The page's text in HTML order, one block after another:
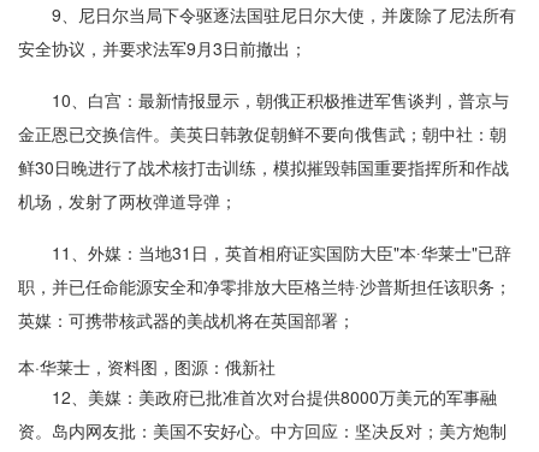
9、尼日尔当局下令驱逐法国驻尼日尔大使，并废除了尼法所有
安全协议，并要求法军9月3日前撤出；
10、白宫：最新情报显示，朝俄正积极推进军售谈判，普京与
金正恩已交换信件。美英日韩敦促朝鲜不要向俄售武；朝中社：朝
鲜30日晚进行了战术核打击训练，模拟摧毁韩国重要指挥所和作战
机场，发射了两枚弹道导弹；
11、外媒：当地31日，英首相府证实国防大臣"本∙华莱士"已辞
职，并已任命能源安全和净零排放大臣格兰特∙沙普斯担任该职务；
英媒：可携带核武器的美战机将在英国部署；
本·华莱士，资料图，图源：俄新社
12、美媒：美政府已批准首次对台提供8000万美元的军事融
资。岛内网友批：美国不安好心。中方回应：坚决反对；美方炮制